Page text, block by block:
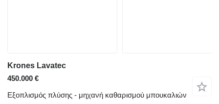
Krones Lavatec
450.000 €
Εξοπλισμός πλύσης - μηχανή καθαρισμού μπουκαλιών